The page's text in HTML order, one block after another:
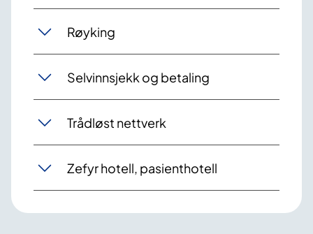
Røyking
Selvinnsjekk og betaling
Trådløst nettverk
Zefyr hotell, pasienthotell